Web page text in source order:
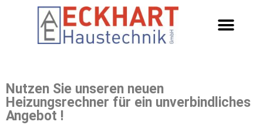
Nutzen Sie unseren neuen
Heizungsrechner für ein unverbindliches
Angebot !